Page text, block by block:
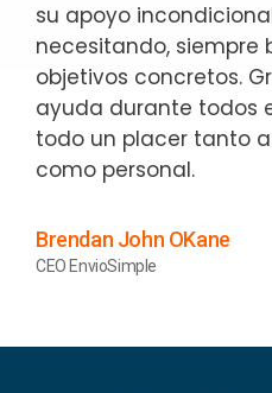
su apoyo
necesitando, siempre
objetivos concretos.
ayuda durante todos
todo un placer tanto
como personal.
Brendan John OKane
CEO EnvioSimple